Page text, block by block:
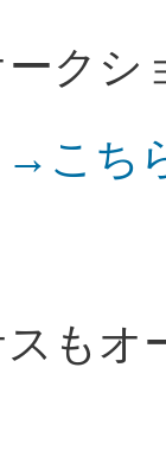
クシ
こち
も